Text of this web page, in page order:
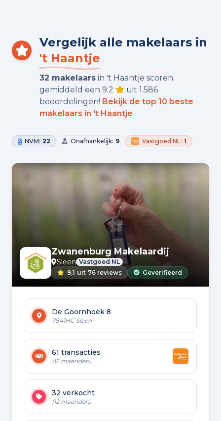
Vergelijk alle makelaars in
't Haantje
32 makelaars in 't Haantje scoren
gemiddeld een 9.2
uit 1.586
beoordelingen! Bekijk de top 10 beste
makelaars in 't Haantje
NVM: 22 Onafhankelijk: 9 Vastgoed NL: 1
Zwanenburg Makelaardij
Sleen Vastgoed NL
9,1 uit 76 reviews Geverifieerd
De Goornhoek 8
7841HC Sleen
61 transacties
(12 maanden)
32 verkocht
(12 maanden)